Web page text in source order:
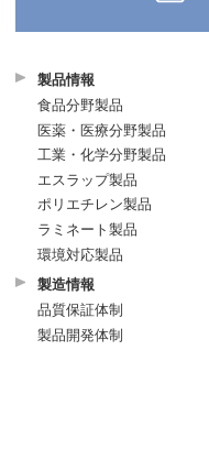
製品情報
食品分野製品
医薬・医療分野製品
工業・化学分野製品
エスラップ製品
ポリエチレン製品
ラミネート製品
環境対応製品
製造情報
品質保証体制
製品開発体制